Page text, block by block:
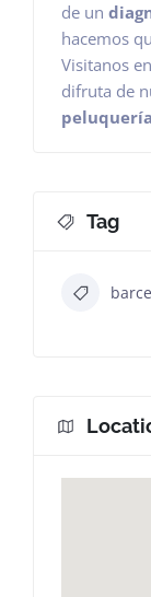
de un
hacemos
Visitanos
difruta de
peluquería
Tag